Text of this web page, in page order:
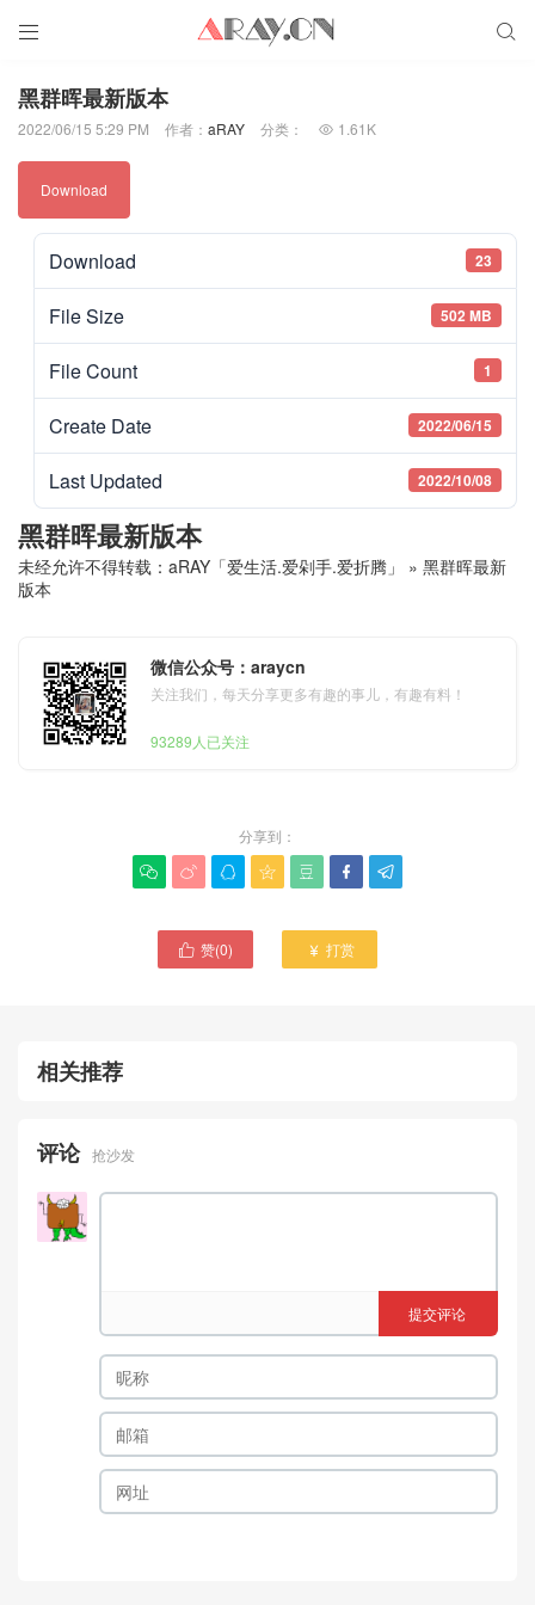
 
黑群晖最新版本
2022/06/15 5:29 PM 作者： aRAY 分类：  1.61K
Download
Download 23
File Size 502 MB
File Count 1
Create Date 2022/06/15
Last Updated 2022/10/08
黑群晖最新版本
未经允许不得转载： aRAY「爱生活.爱剁手.爱折腾」 » 黑群晖最新
版本
微信公众号：araycn
关注我们，每天分享更多有趣的事儿，有趣有料！
93289人已关注
分享到：
      
 赞(0)  打赏
相关推荐
评论 抢沙发
提交评论